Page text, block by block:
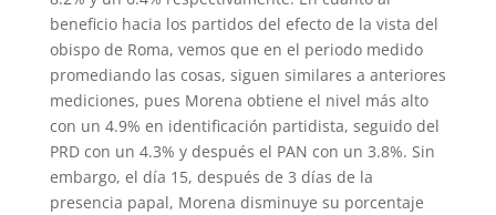
beneficio hacia los partidos del efecto de la vista del
obispo de Roma, vemos que en el periodo medido
promediando las cosas, siguen similares a anteriores
mediciones, pues Morena obtiene el nivel más alto
con un 4.9% en identificación partidista, seguido del
PRD con un 4.3% y después el PAN con un 3.8%. Sin
embargo, el día 15, después de 3 días de la
presencia papal, Morena disminuye su porcentaje